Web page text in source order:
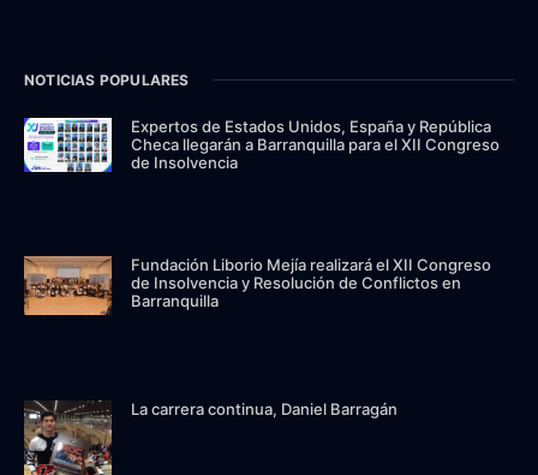
NOTICIAS POPULARES
Expertos de Estados Unidos, España y República
Checa llegarán a Barranquilla para el XII Congreso
de Insolvencia
Fundación Liborio Mejía realizará el XII Congreso
de Insolvencia y Resolución de Conflictos en
Barranquilla
La carrera continua, Daniel Barragán